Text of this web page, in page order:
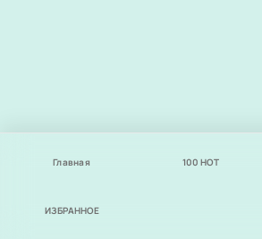
Главная 100 НОТ
ИЗБРАННОЕ